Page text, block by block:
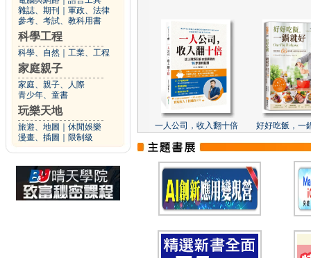
雜誌、期刊
軍政、法律
參考、考試、教科用書
科學工程
科學、自然 工業、工程
家庭親子
家庭、親子、人際
青少年、童書
玩樂天地
旅遊、地圖
休閒娛樂
漫畫、插圖
限制級
一人公司，收入翻十倍 好好吃飯，一